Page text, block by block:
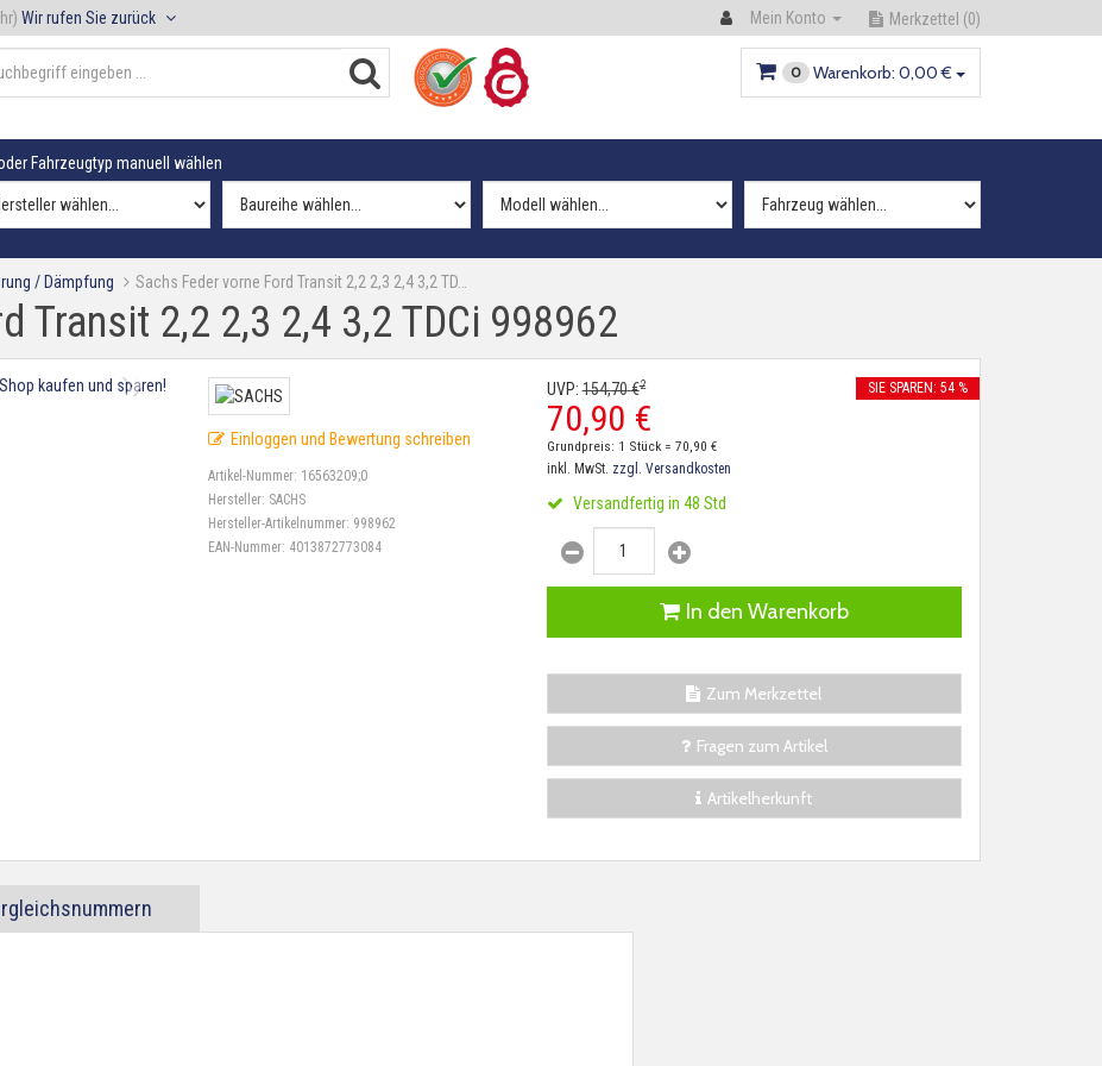
Wir rufen Sie zurück Mein Konto Merkzettel (0)
0 Warenkorb: 0,00 €
Fahrzeugtyp manuell wählen
/ Dämpfung Sachs Feder vorne Ford Transit 2,2 2,3 2,4 3,2 TD…
Transit 2,2 2,3 2,4 3,2 TDCi 998962
Einloggen und Bewertung schreiben
Artikel-Nummer: 16563209;0
Hersteller: SACHS
Hersteller-Artikelnummer: 998962
EAN-Nummer: 4013872773084
UVP:154,70€2
70,90 €
SIE SPAREN: 54 %
Grundpreis: 1 Stück = 70,90 €
inkl. MwSt. zzgl. Versandkosten
Versandfertig in 48 Std
In den Warenkorb
Zum Merkzettel
Fragen zum Artikel
Artikelherkunft